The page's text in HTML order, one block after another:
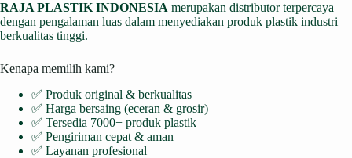
RAJA PLASTIK INDONESIA merupakan distributor terpercaya
dengan pengalaman luas dalam menyediakan produk plastik industri
berkualitas tinggi.
Kenapa memilih kami?
✅ Produk original & berkualitas
✅ Harga bersaing (eceran & grosir)
✅ Tersedia 7000+ produk plastik
✅ Pengiriman cepat & aman
✅ Layanan profesional